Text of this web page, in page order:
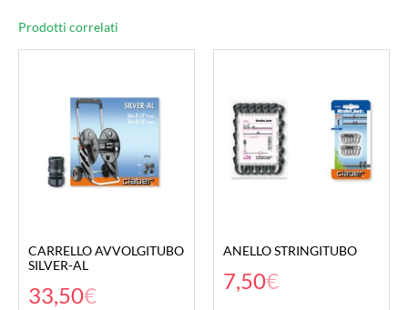
Prodotti correlati
CARRELLO AVVOLGITUBO
SILVER-AL
33,50€
ANELLO STRINGITUBO
7,50€